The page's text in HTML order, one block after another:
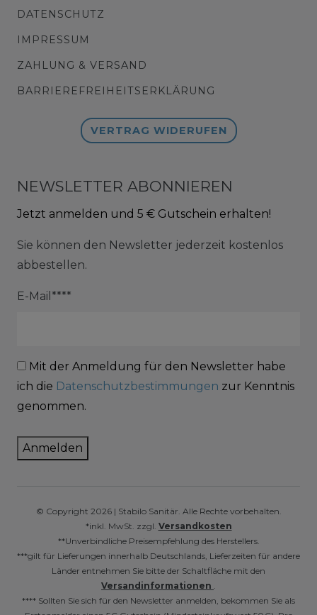
DATENSCHUTZ
IMPRESSUM
ZAHLUNG & VERSAND
BARRIEREFREIHEITSERKLÄRUNG
VERTRAG WIDERUFEN
NEWSLETTER ABONNIEREN
Jetzt anmelden und 5 € Gutschein erhalten!
Sie können den Newsletter jederzeit kostenlos
abbestellen.
E-Mail****
Mit der Anmeldung für den Newsletter habe
ich die Datenschutzbestimmungen zur Kenntnis
genommen.
Anmelden
© Copyright 2026 | Stabilo Sanitär. Alle Rechte vorbehalten.
*inkl. MwSt. zzgl. Versandkosten
**Unverbindliche Preisempfehlung des Herstellers.
***gilt für Lieferungen innerhalb Deutschlands, Lieferzeiten für andere
Länder entnehmen Sie bitte der Schaltfläche mit den
Versandinformationen .
**** Sollten Sie sich für den Newsletter anmelden, bekommen Sie als